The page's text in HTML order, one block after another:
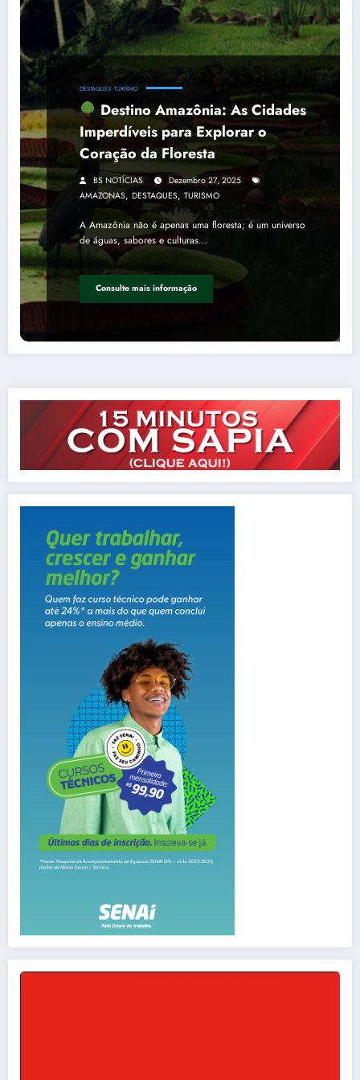
DESTAQUES TURISMO
Destino Amazônia: As Cidades
Imperdíveis para Explorar o
Coração da Floresta
BS NOTÍCIAS
Dezembro 27, 2025
AMAZONAS, DESTAQUES, TURISMO
A Amazônia não é apenas uma floresta; é um universo
de águas, sabores e culturas…
Consulte mais informação